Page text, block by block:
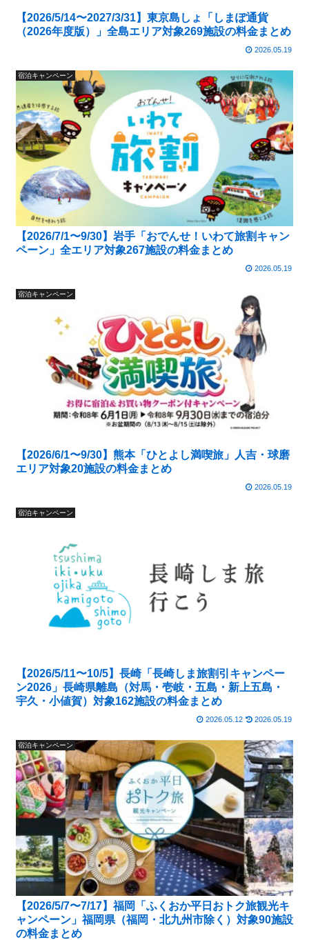
【2026/5/14〜2027/3/31】東京島しょ「しまぽ通貨
（2026年度版）」全島エリア対象269施設の料金まとめ
2026.05.19
宿泊キャンペーン
【2026/7/1〜9/30】岩手「おでんせ！いわて旅割キャン
ペーン」全エリア対象267施設の料金まとめ
2026.05.19
宿泊キャンペーン
【2026/6/1〜9/30】熊本「ひとよし満喫旅」人吉・球磨
エリア対象20施設の料金まとめ
2026.05.19
宿泊キャンペーン
【2026/5/11〜10/5】長崎「長崎しま旅割引キャンペー
ン2026」長崎県離島（対馬・壱岐・五島・新上五島・
宇久・小値賀）対象162施設の料金まとめ
2026.05.12 2026.05.19
宿泊キャンペーン
【2026/5/7〜7/17】福岡「ふくおか平日おトク旅観光キ
ャンペーン」福岡県（福岡・北九州市除く）対象90施設
の料金まとめ